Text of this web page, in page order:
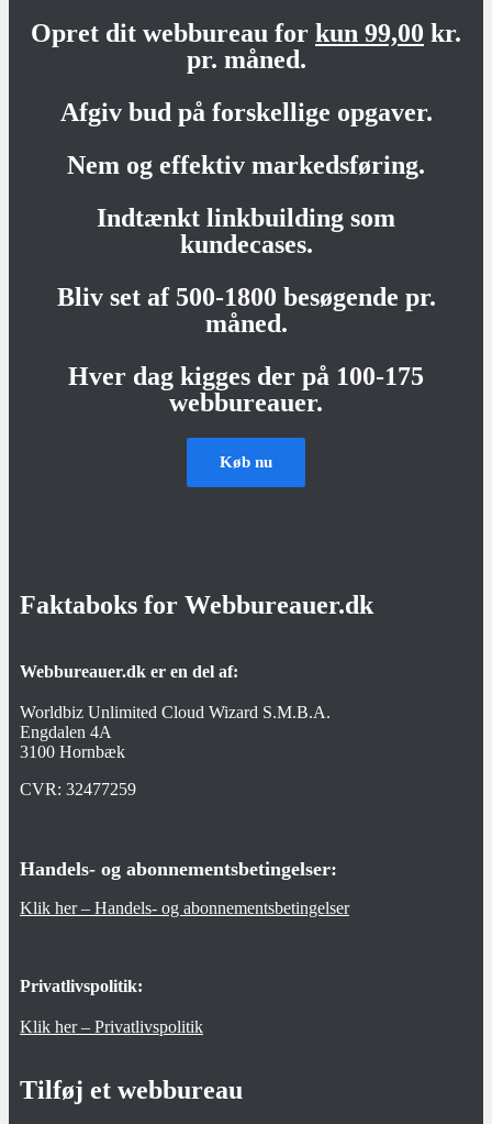
Opret dit webbureau for kun 99,00 kr.
pr. måned.
Afgiv bud på forskellige opgaver.
Nem og effektiv markedsføring.
Indtænkt linkbuilding som
kundecases.
Bliv set af 500-1800 besøgende pr.
måned.
Hver dag kigges der på 100-175
webbureauer.
Køb nu
Faktaboks for Webbureauer.dk
Webbureauer.dk er en del af:
Worldbiz Unlimited Cloud Wizard S.M.B.A.
Engdalen 4A
3100 Hornbæk
CVR: 32477259
Handels- og abonnementsbetingelser:
Klik her – Handels- og abonnementsbetingelser
Privatlivspolitik:
Klik her – Privatlivspolitik
Tilføj et webbureau